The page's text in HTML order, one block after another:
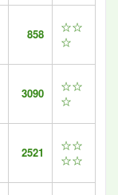
858
☆☆
☆
3090
☆☆
☆
2521
☆☆
☆☆